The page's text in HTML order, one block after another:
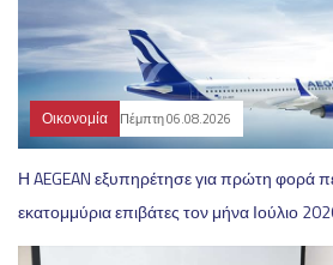
Οικονομία Πέμπτη 06.08.2026
Η AEGEAN εξυπηρέτησε για πρώτη φορά
εκατομμύρια επιβάτες τον μήνα Ιούλιο